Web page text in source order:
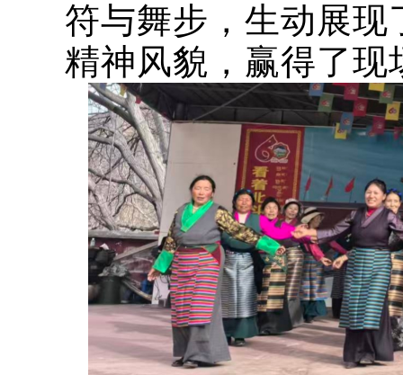
符与舞步，生动展
精神风貌，赢得了